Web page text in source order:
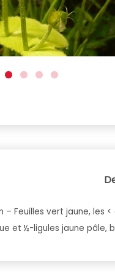
– Feuilles vert jaune, les
et ½-ligules jaune pâle,